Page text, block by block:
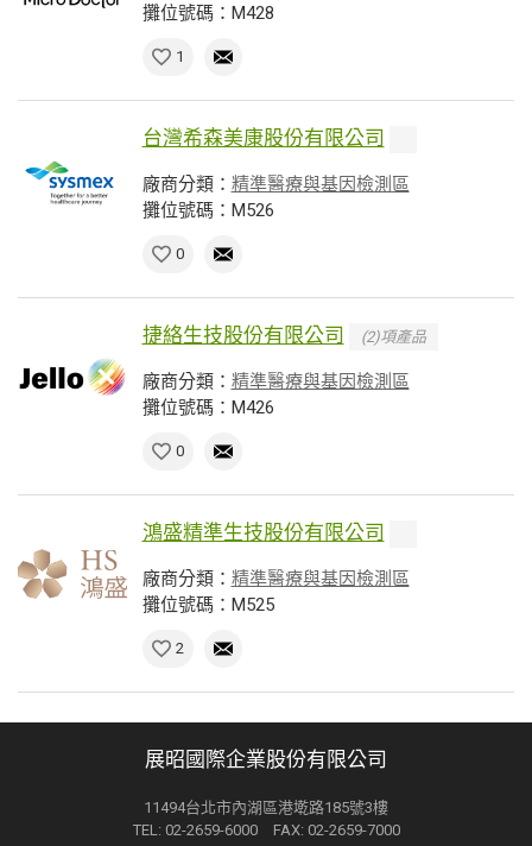
攤位號碼：M428
1
台灣希森美康股份有限公司
廠商分類： 精準醫療與基因檢測區
攤位號碼：M526
0
捷絡生技股份有限公司 (2)項產品
廠商分類： 精準醫療與基因檢測區
攤位號碼：M426
0
鴻盛精準生技股份有限公司
廠商分類： 精準醫療與基因檢測區
攤位號碼：M525
2
展昭國際企業股份有限公司
11494台北市內湖區港墘路185號3樓
TEL: 02-2659-6000 FAX: 02-2659-7000